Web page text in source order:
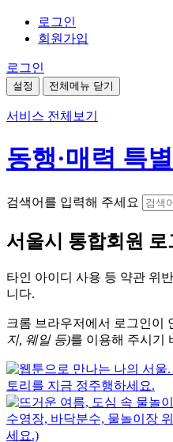
로그인
회원가입
로그인
설정 전체메뉴 닫기
서비스 전체보기
동행·매력 특
검색어를 입력해 주세요
서울시 통합회원 로
타인 아이디 사용 등 약관 위
니다.
크롬 브라우저에서 로그인이
지, 웨일 등)를 이용해 주시기